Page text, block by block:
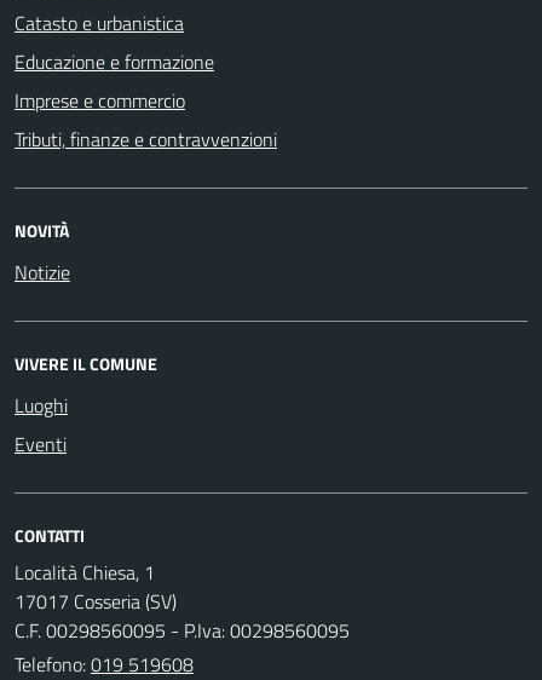
Catasto e urbanistica
Educazione e formazione
Imprese e commercio
Tributi, finanze e contravvenzioni
NOVITÀ
Notizie
VIVERE IL COMUNE
Luoghi
Eventi
CONTATTI
Località Chiesa, 1
17017 Cosseria (SV)
C.F. 00298560095 - P.Iva: 00298560095
Telefono:019 519608